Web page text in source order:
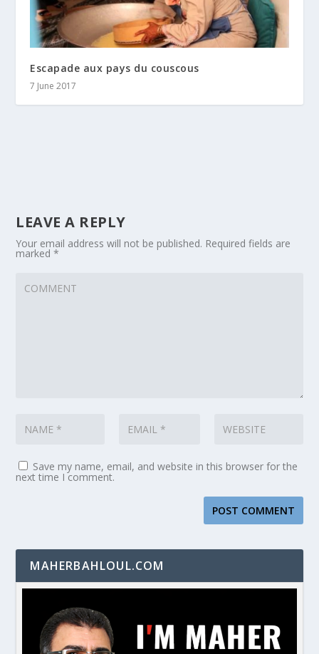
Escapade aux pays du couscous
7 June 2017
LEAVE A REPLY
Your email address will not be published. Required fields are
marked*
Save my name, email, and website in this browser for the
next time I comment.
MAHERBAHLOUL.COM